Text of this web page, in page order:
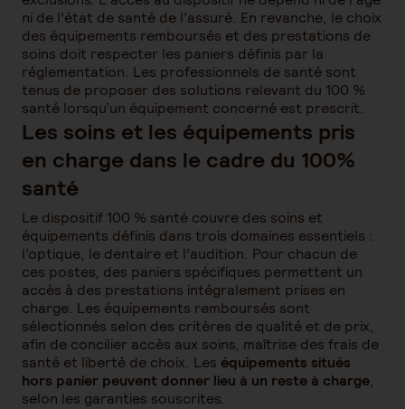
ni de l’état de santé de l’assuré. En revanche, le choix
des équipements remboursés et des prestations de
soins doit respecter les paniers définis par la
réglementation. Les professionnels de santé sont
tenus de proposer des solutions relevant du 100 %
santé lorsqu’un équipement concerné est prescrit.
Les soins et les équipements pris
en charge dans le cadre du 100%
santé
Le dispositif 100 % santé couvre des soins et
équipements définis dans trois domaines essentiels :
l’optique, le dentaire et l’audition. Pour chacun de
ces postes, des paniers spécifiques permettent un
accès à des prestations intégralement prises en
charge. Les équipements remboursés sont
sélectionnés selon des critères de qualité et de prix,
afin de concilier accès aux soins, maîtrise des frais de
santé et liberté de choix. Les équipements situés
hors panier peuvent donner lieu à un reste à charge,
selon les garanties souscrites.